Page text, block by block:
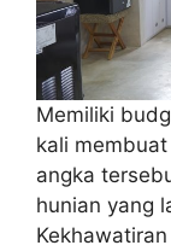
a
m
e
Memiliki
kali
angka
hunian yang